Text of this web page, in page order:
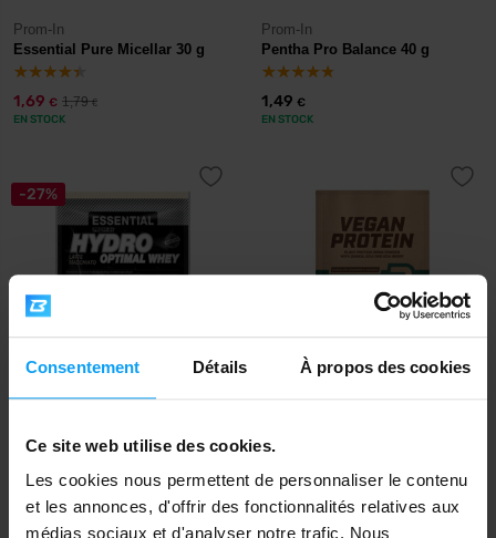
Consentement Détails À propos des cookies
Ce site web utilise des cookies.
Les cookies nous permettent de personnaliser le contenu
et les annonces, d'offrir des fonctionnalités relatives aux
médias sociaux et d'analyser notre trafic. Nous
Prom-In
Essential Pure Micellar 30 g
1,69 € 1,79€
EN STOCK
Prom-In
Pentha Pro Balance 40 g
1,49 €
EN STOCK
-27%
Prom-In
EN STOCK EN STOCK